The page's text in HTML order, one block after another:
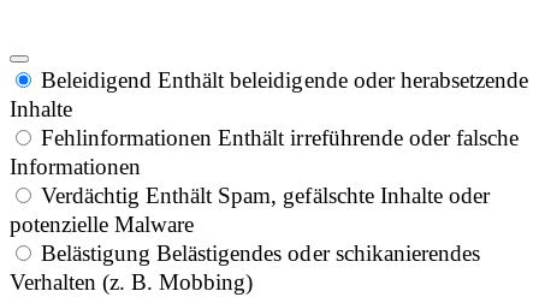
Beleidigend Enthält beleidigende oder herabsetzende
Inhalte
Fehlinformationen Enthält irreführende oder falsche
Informationen
Verdächtig Enthält Spam, gefälschte Inhalte oder
potenzielle Malware
Belästigung Belästigendes oder schikanierendes
Verhalten (z. B. Mobbing)